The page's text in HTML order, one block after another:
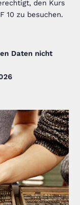
den Kurs
10 zu besuchen.
Daten nicht